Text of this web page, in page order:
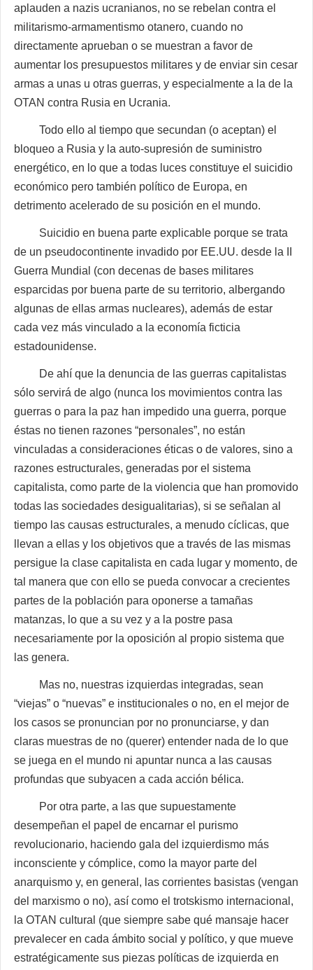
aplauden a nazis ucranianos, no se rebelan contra el
militarismo-armamentismo otanero, cuando no
directamente aprueban o se muestran a favor de
aumentar los presupuestos militares y de enviar sin cesar
armas a unas u otras guerras, y especialmente a la de la
OTAN contra Rusia en Ucrania.
Todo ello al tiempo que secundan (o aceptan) el
bloqueo a Rusia y la auto-supresión de suministro
energético, en lo que a todas luces constituye el suicidio
económico pero también político de Europa, en
detrimento acelerado de su posición en el mundo.
Suicidio en buena parte explicable porque se trata
de un pseudocontinente invadido por EE.UU. desde la II
Guerra Mundial (con decenas de bases militares
esparcidas por buena parte de su territorio, albergando
algunas de ellas armas nucleares), además de estar
cada vez más vinculado a la economía ficticia
estadounidense.
De ahí que la denuncia de las guerras capitalistas
sólo servirá de algo (nunca los movimientos contra las
guerras o para la paz han impedido una guerra, porque
éstas no tienen razones “personales”, no están
vinculadas a consideraciones éticas o de valores, sino a
razones estructurales, generadas por el sistema
capitalista, como parte de la violencia que han promovido
todas las sociedades desigualitarias), si se señalan al
tiempo las causas estructurales, a menudo cíclicas, que
llevan a ellas y los objetivos que a través de las mismas
persigue la clase capitalista en cada lugar y momento, de
tal manera que con ello se pueda convocar a crecientes
partes de la población para oponerse a tamañas
matanzas, lo que a su vez y a la postre pasa
necesariamente por la oposición al propio sistema que
las genera.
Mas no, nuestras izquierdas integradas, sean
“viejas” o “nuevas” e institucionales o no, en el mejor de
los casos se pronuncian por no pronunciarse, y dan
claras muestras de no (querer) entender nada de lo que
se juega en el mundo ni apuntar nunca a las causas
profundas que subyacen a cada acción bélica.
Por otra parte, a las que supuestamente
desempeñan el papel de encarnar el purismo
revolucionario, haciendo gala del izquierdismo más
inconsciente y cómplice, como la mayor parte del
anarquismo y, en general, las corrientes basistas (vengan
del marxismo o no), así como el trotskismo internacional,
la OTAN cultural (que siempre sabe qué mansaje hacer
prevalecer en cada ámbito social y político, y que mueve
estratégicamente sus piezas políticas de izquierda en